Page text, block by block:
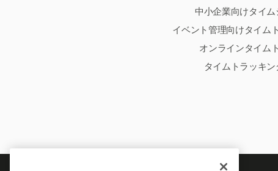
中小企業向けタイム
イベント管理向けタイム
オンラインタイム
タイムトラッキ